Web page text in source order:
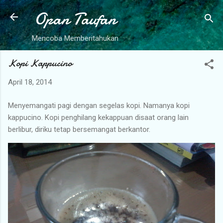
Langsung ke konten utama
Opan Taufan
Mencoba Memberitahukan
Kopi Kappucino
April 18, 2014
Menyemangati pagi dengan segelas kopi. Namanya kopi
kappucino. Kopi penghilang kekappuan disaat orang lain
berlibur, diriku tetap bersemangat berkantor.